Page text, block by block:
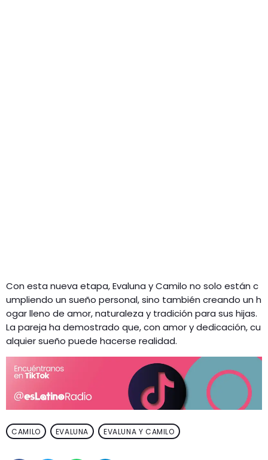
Con esta nueva etapa, Evaluna y Camilo no solo están c
umpliendo un sueño personal, sino también creando un h
ogar lleno de amor, naturaleza y tradición para sus hijas.
La pareja ha demostrado que, con amor y dedicación, cu
alquier sueño puede hacerse realidad.
CAMILO EVALUNA EVALUNA Y CAMILO